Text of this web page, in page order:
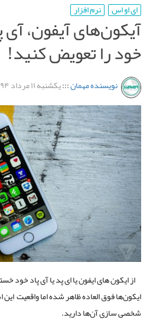
ای او اس نرم افزار
آیکون‌های آیفون، آی
خود را تعویض کنید!
نویسنده مهمان:::یکشنبه ۱۱ مرداد ۹۴
از ایکون های ایفون یا ای پد یا آی پاد خود
ایکون‌ها فوق العاده ظاهر شده اما واقعیت این
شخصی سازی آن‌ها دارید.